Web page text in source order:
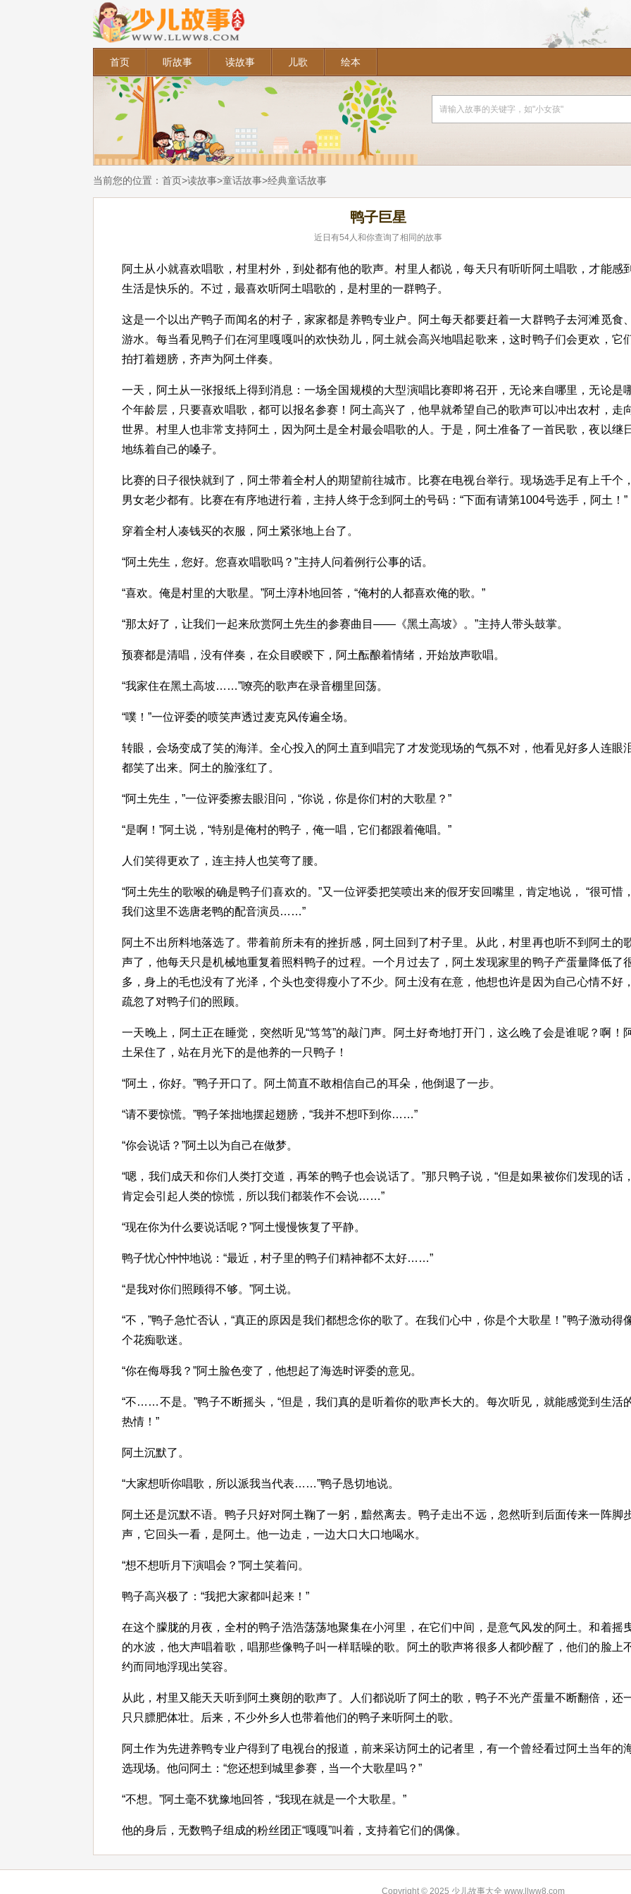
首页 听故事 读故事 儿歌 绘本
当前您的位置： 首页>读故事>童话故事>经典童话故事
鸭子巨星
近日有54人和你查询了相同的故事
阿土从小就喜欢唱歌，村里村外，到处都有他的歌声。村里人都说，每天只有听听阿土唱歌，才能感到
生活是快乐的。不过，最喜欢听阿土唱歌的，是村里的一群鸭子。
这是一个以出产鸭子而闻名的村子，家家都是养鸭专业户。阿土每天都要赶着一大群鸭子去河滩觅食、
游水。每当看见鸭子们在河里嘎嘎叫的欢快劲儿，阿土就会高兴地唱起歌来，这时鸭子们会更欢，它
拍打着翅膀，齐声为阿土伴奏。
一天，阿土从一张报纸上得到消息：一场全国规模的大型演唱比赛即将召开，无论来自哪里，无论是
个年龄层，只要喜欢唱歌，都可以报名参赛！阿土高兴了，他早就希望自己的歌声可以冲出农村，走
世界。村里人也非常支持阿土，因为阿土是全村最会唱歌的人。于是，阿土准备了一首民歌，夜以继日
地练着自己的嗓子。
比赛的日子很快就到了，阿土带着全村人的期望前往城市。比赛在电视台举行。现场选手足有上千个，
男女老少都有。比赛在有序地进行着，主持人终于念到阿土的号码：“下面有请第1004号选手，阿土！”
穿着全村人凑钱买的衣服，阿土紧张地上台了。
“阿土先生，您好。您喜欢唱歌吗？”主持人问着例行公事的话。
“喜欢。俺是村里的大歌星。”阿土淳朴地回答，“俺村的人都喜欢俺的歌。”
“那太好了，让我们一起来欣赏阿土先生的参赛曲目——《黑土高坡》。”主持人带头鼓掌。
预赛都是清唱，没有伴奏，在众目睽睽下，阿土酝酿着情绪，开始放声歌唱。
“我家住在黑土高坡……”嘹亮的歌声在录音棚里回荡。
“噗！”一位评委的喷笑声透过麦克风传遍全场。
转眼，会场变成了笑的海洋。全心投入的阿土直到唱完了才发觉现场的气氛不对，他看见好多人连眼
都笑了出来。阿土的脸涨红了。
“阿土先生，”一位评委擦去眼泪问，“你说，你是你们村的大歌星？”
“是啊！”阿土说，“特别是俺村的鸭子，俺一唱，它们都跟着俺唱。”
人们笑得更欢了，连主持人也笑弯了腰。
“阿土先生的歌喉的确是鸭子们喜欢的。”又一位评委把笑喷出来的假牙安回嘴里，肯定地说， “很可惜，
我们这里不选唐老鸭的配音演员……”
阿土不出所料地落选了。带着前所未有的挫折感，阿土回到了村子里。从此，村里再也听不到阿土的
声了，他每天只是机械地重复着照料鸭子的过程。一个月过去了，阿土发现家里的鸭子产蛋量降低了
多，身上的毛也没有了光泽，个头也变得瘦小了不少。阿土没有在意，他想也许是因为自己心情不好，
疏忽了对鸭子们的照顾。
一天晚上，阿土正在睡觉，突然听见“笃笃”的敲门声。阿土好奇地打开门，这么晚了会是谁呢？啊！
土呆住了，站在月光下的是他养的一只鸭子！
“阿土，你好。”鸭子开口了。阿土简直不敢相信自己的耳朵，他倒退了一步。
“请不要惊慌。”鸭子笨拙地摆起翅膀，“我并不想吓到你……”
“你会说话？”阿土以为自己在做梦。
“嗯，我们成天和你们人类打交道，再笨的鸭子也会说话了。”那只鸭子说，“但是如果被你们发现的话，
肯定会引起人类的惊慌，所以我们都装作不会说……”
“现在你为什么要说话呢？”阿土慢慢恢复了平静。
鸭子忧心忡忡地说：“最近，村子里的鸭子们精神都不太好……”
“是我对你们照顾得不够。”阿土说。
“不，”鸭子急忙否认，“真正的原因是我们都想念你的歌了。在我们心中，你是个大歌星！”鸭子激动得
个花痴歌迷。
“你在侮辱我？”阿土脸色变了，他想起了海选时评委的意见。
“不……不是。”鸭子不断摇头，“但是，我们真的是听着你的歌声长大的。每次听见，就能感觉到生活
热情！”
阿土沉默了。
“大家想听你唱歌，所以派我当代表……”鸭子恳切地说。
阿土还是沉默不语。鸭子只好对阿土鞠了一躬，黯然离去。鸭子走出不远，忽然听到后面传来一阵脚
声，它回头一看，是阿土。他一边走，一边大口大口地喝水。
“想不想听月下演唱会？”阿土笑着问。
鸭子高兴极了：“我把大家都叫起来！”
在这个朦胧的月夜，全村的鸭子浩浩荡荡地聚集在小河里，在它们中间，是意气风发的阿土。和着摇
的水波，他大声唱着歌，唱那些像鸭子叫一样聒噪的歌。阿土的歌声将很多人都吵醒了，他们的脸上
约而同地浮现出笑容。
从此，村里又能天天听到阿土爽朗的歌声了。人们都说听了阿土的歌，鸭子不光产蛋量不断翻倍，还
只只膘肥体壮。后来，不少外乡人也带着他们的鸭子来听阿土的歌。
阿土作为先进养鸭专业户得到了电视台的报道，前来采访阿土的记者里，有一个曾经看过阿土当年的
选现场。他问阿土：“您还想到城里参赛，当一个大歌星吗？”
“不想。”阿土毫不犹豫地回答，“我现在就是一个大歌星。”
他的身后，无数鸭子组成的粉丝团正“嘎嘎”叫着，支持着它们的偶像。
Copyright © 2025 少儿故事大全 www.llww8.com